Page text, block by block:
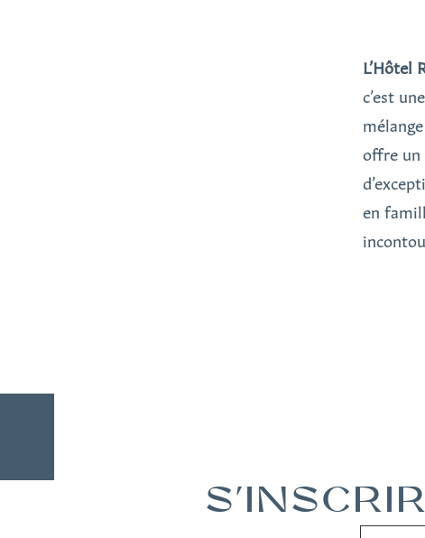
L’Hôtel
c’est
offre un
en